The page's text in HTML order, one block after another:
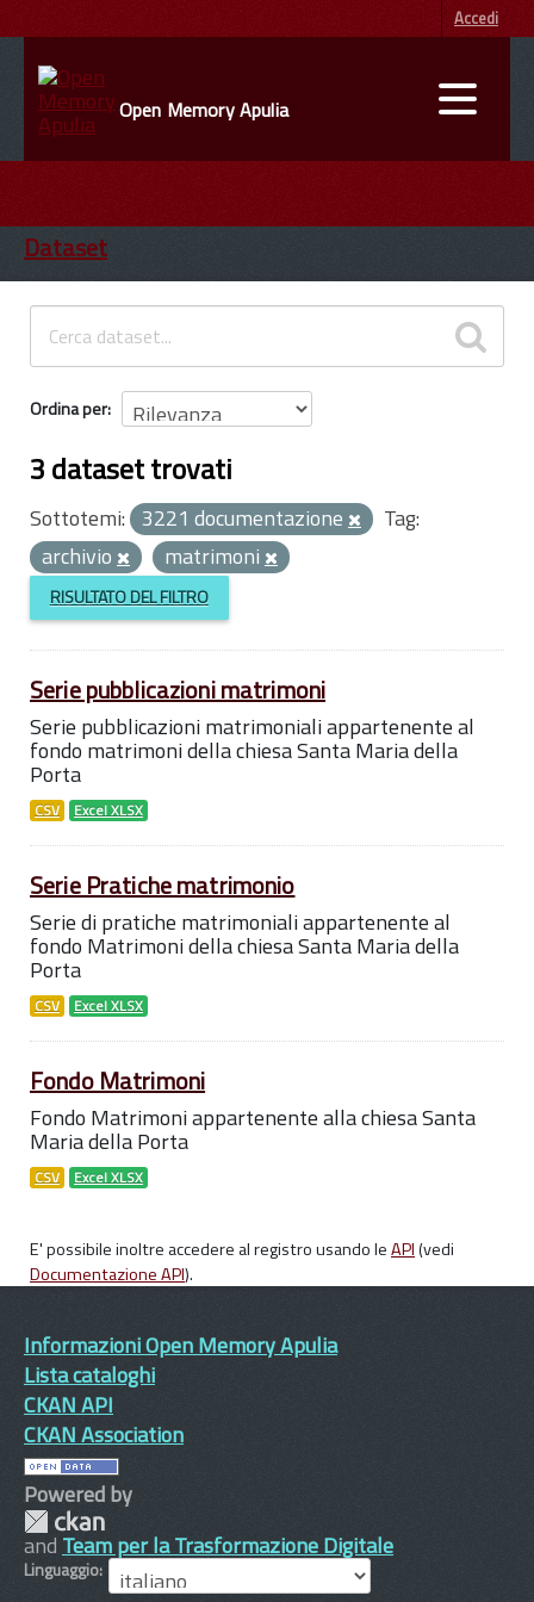
Accedi
Open Memory Apulia
ENTI
INFORMAZIONI
Dataset
Ordina per
3 dataset trovati
Sottotemi: 3221 documentazione
Tag:
archivio
matrimoni
RISULTATO DEL FILTRO
Serie pubblicazioni matrimoni
Serie pubblicazioni matrimoniali appartenente al
fondo matrimoni della chiesa Santa Maria della
Porta
CSV Excel XLSX
Serie Pratiche matrimonio
Serie di pratiche matrimoniali appartenente al
fondo Matrimoni della chiesa Santa Maria della
Porta
CSV Excel XLSX
Fondo Matrimoni
Fondo Matrimoni appartenente alla chiesa Santa
Maria della Porta
CSV Excel XLSX
E' possibile inoltre accedere al registro usando leAPI(vedi
Documentazione API).
Informazioni Open Memory Apulia
Lista cataloghi
CKAN API
CKAN Association
Powered by
and Team per la Trasformazione Digitale
Linguaggio